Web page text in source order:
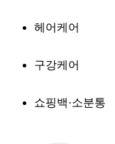
헤어케어
구강케어
쇼핑백·소분통